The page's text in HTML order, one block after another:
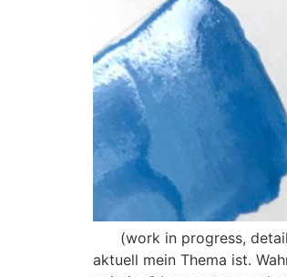
(work in progress, detail)
aktuell mein Thema ist.